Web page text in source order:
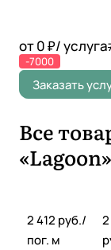
от 0 ₽/ услуга
-7000
Заказать
Все
«Lagoon»
2 412 руб./
пог. м